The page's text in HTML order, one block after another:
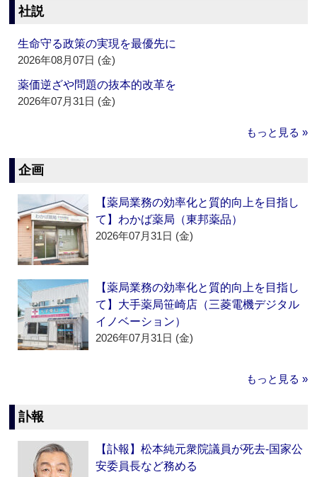
社説
生命守る政策の実現を最優先に
2026年08月07日 (金)
薬価逆ざや問題の抜本的改革を
2026年07月31日 (金)
もっと見る »
企画
【薬局業務の効率化と質的向上を目指し
て】わかば薬局（東邦薬品）
2026年07月31日 (金)
【薬局業務の効率化と質的向上を目指し
て】大手薬局笹崎店（三菱電機デジタル
イノベーション）
2026年07月31日 (金)
もっと見る »
訃報
【訃報】松本純元衆院議員が死去‐国家公
安委員長など務める